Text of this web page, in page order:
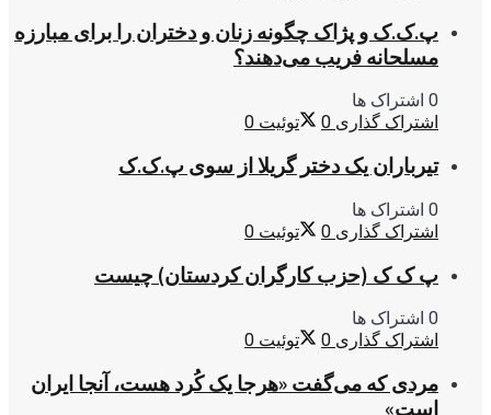
پ.ک.ک و پژاک چگونه زنان و دختران را برای مبارزه
مسلحانه فریب می‌دهند؟
0 اشتراک ها
اشتراک گذاری 0 توئیت 0
تیرباران یک دختر گریلا از سوی پ.ک.ک
0 اشتراک ها
اشتراک گذاری 0 توئیت 0
پ ک ک (حزب کارگران کردستان) چیست
0 اشتراک ها
اشتراک گذاری 0 توئیت 0
مردی که می‌گفت «هرجا یک کُرد هست، آنجا ایران
است»